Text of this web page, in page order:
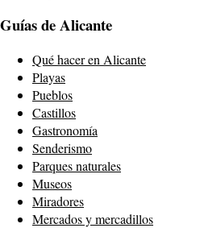
Guías de Alicante
Qué hacer en Alicante
Playas
Pueblos
Castillos
Gastronomía
Senderismo
Parques naturales
Museos
Miradores
Mercados y mercadillos